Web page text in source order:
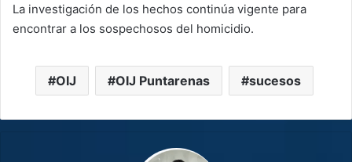
La investigación de los hechos continúa vigente para
encontrar a los sospechosos del homicidio.
OIJ OIJ Puntarenas sucesos